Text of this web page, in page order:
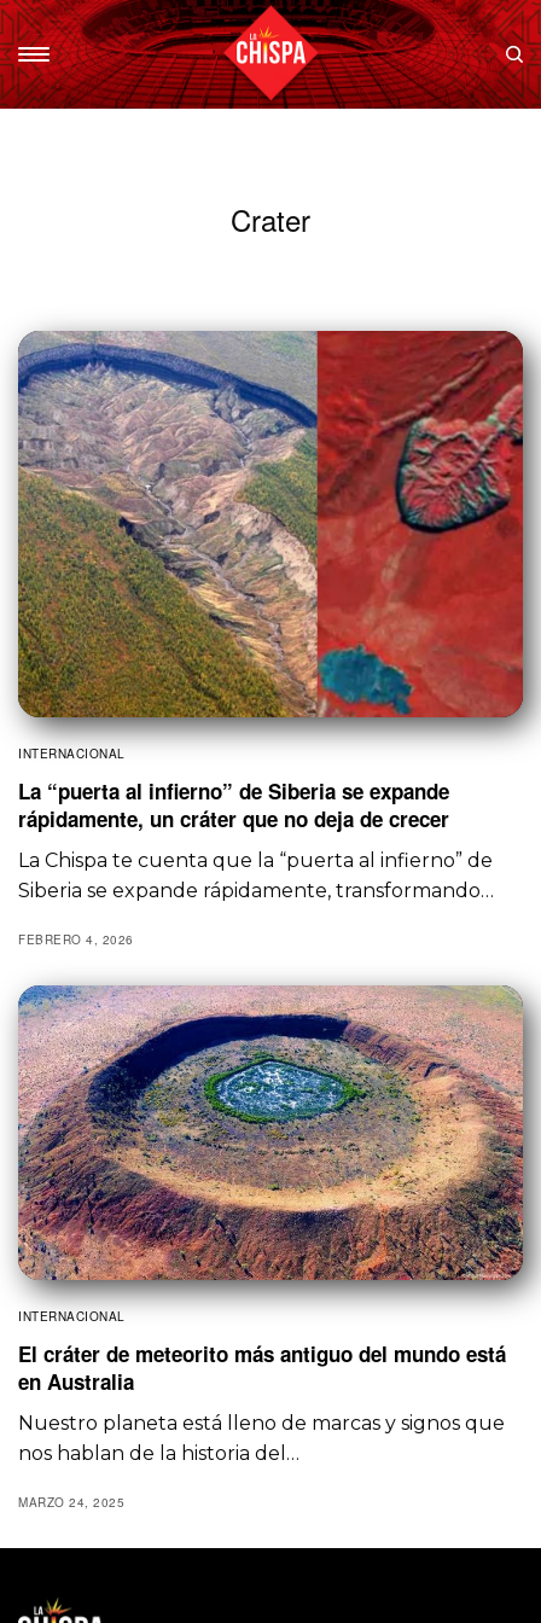
Crater
INTERNACIONAL
La “puerta al infierno” de Siberia se expande
rápidamente, un cráter que no deja de crecer
La Chispa te cuenta que la “puerta al infierno” de
Siberia se expande rápidamente, transformando…
FEBRERO 4, 2026
INTERNACIONAL
El cráter de meteorito más antiguo del mundo está
en Australia
Nuestro planeta está lleno de marcas y signos que
nos hablan de la historia del…
MARZO 24, 2025